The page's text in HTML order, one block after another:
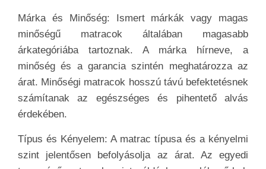
Márka és Minőség: Ismert márkák vagy magas
minőségű matracok általában magasabb
árkategóriába tartoznak. A márka hírneve, a
minőség és a garancia szintén meghatározza az
árat. Minőségi matracok hosszú távú befektetésnek
számítanak az egészséges és pihentető alvás
érdekében.
Típus és Kényelem: A matrac típusa és a kényelmi
szint jelentősen befolyásolja az árat. Az egyedi